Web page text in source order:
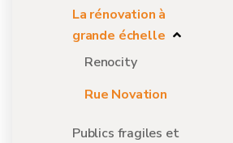
La rénovation à
grande échelle
Renocity
Rue Novation
Publics fragiles et